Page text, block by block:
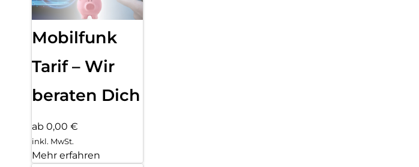
Mobilfunk
Tarif – Wir
beraten Dich
ab 0,00 €
inkl. MwSt.
Mehr erfahren